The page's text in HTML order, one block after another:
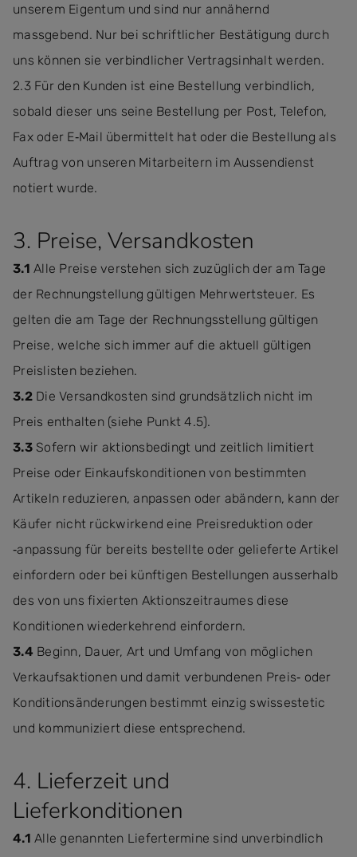
unserem Eigentum und sind nur annähernd
massgebend. Nur bei schriftlicher Bestätigung durch
uns können sie verbindlicher Vertragsinhalt werden.
2.3 Für den Kunden ist eine Bestellung verbindlich,
sobald dieser uns seine Bestellung per Post, Telefon,
Fax oder E‐Mail übermittelt hat oder die Bestellung als
Auftrag von unseren Mitarbeitern im Aussendienst
notiert wurde.
3. Preise, Versandkosten
3.1 Alle Preise verstehen sich zuzüglich der am Tage
der Rechnungstellung gültigen Mehrwertsteuer. Es
gelten die am Tage der Rechnungsstellung gültigen
Preise, welche sich immer auf die aktuell gültigen
Preislisten beziehen.
3.2Die Versandkosten sind grundsätzlich nicht im
Preis enthalten (siehe Punkt 4.5).
3.3Sofern wir aktionsbedingt und zeitlich limitiert
Preise oder Einkaufskonditionen von bestimmten
Artikeln reduzieren, anpassen oder abändern, kann der
Käufer nicht rückwirkend eine Preisreduktion oder
‐anpassung für bereits bestellte oder gelieferte Artikel
einfordern oder bei künftigen Bestellungen ausserhalb
des von uns fixierten Aktionszeitraumes diese
Konditionen wiederkehrend einfordern.
3.4 Beginn, Dauer, Art und Umfang von möglichen
Verkaufsaktionen und damit verbundenen Preis‐ oder
Konditionsänderungen bestimmt einzig swissestetic
und kommuniziert diese entsprechend.
4. Lieferzeit und
Lieferkonditionen
4.1 Alle genannten Liefertermine sind unverbindlich